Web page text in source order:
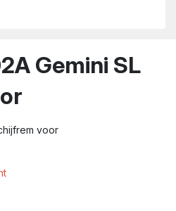
Gemini SL
voor